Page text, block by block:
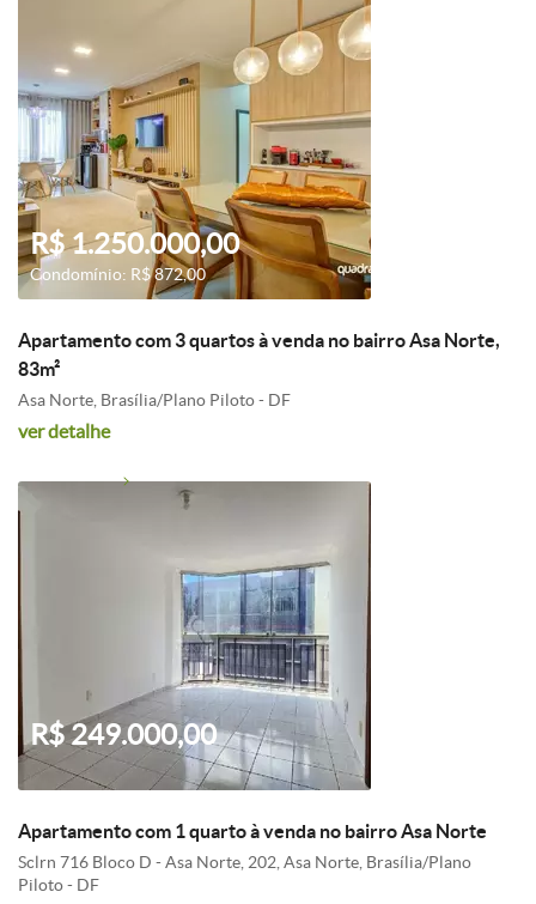
R$ 1.250.000,00
Condomínio: R$ 872,00
Apartamento com 3 quartos à venda no bairro Asa Norte,
83m²
Asa Norte, Brasília/Plano Piloto - DF
ver detalhe
R$ 249.000,00
Apartamento com 1 quarto à venda no bairro Asa Norte
Sclrn 716 Bloco D - Asa Norte, 202, Asa Norte, Brasília/Plano
Piloto - DF